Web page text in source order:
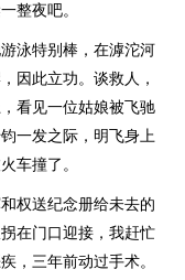
整夜吧。
泳特别棒，在滹沱河
因此立功。谈救人，
看见一位姑娘被飞驰
一发之际，明飞身上
车撞了。
权送纪念册给未去的
在门口迎接，我赶忙
，三年前动过手术。